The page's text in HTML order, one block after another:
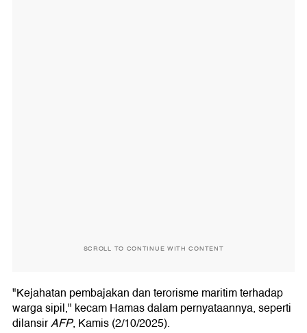
SCROLL TO CONTINUE WITH CONTENT
"Kejahatan pembajakan dan terorisme maritim terhadap
warga sipil," kecam Hamas dalam pernyataannya, seperti
dilansirAFP, Kamis (2/10/2025).